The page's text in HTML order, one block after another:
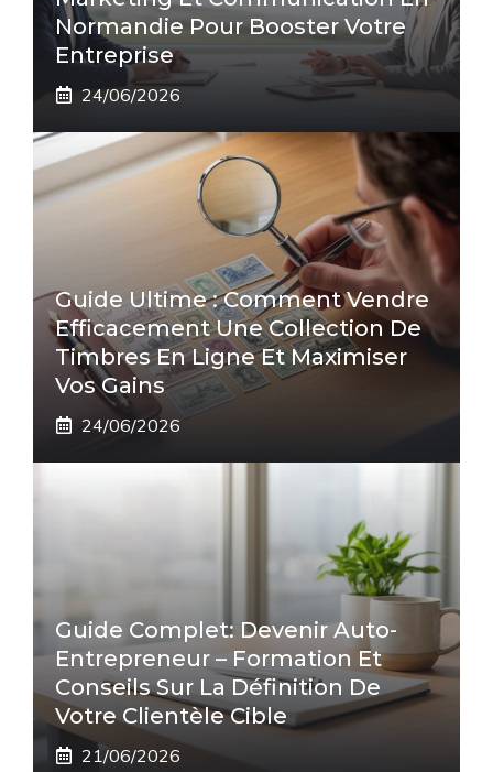
Normandie Pour Booster Votre
Entreprise
24/06/2026
Guide Ultime : Comment Vendre
Efficacement Une Collection De
Timbres En Ligne Et Maximiser
Vos Gains
24/06/2026
Guide Complet: Devenir Auto-
Entrepreneur – Formation Et
Conseils Sur La Définition De
Votre Clientèle Cible
21/06/2026